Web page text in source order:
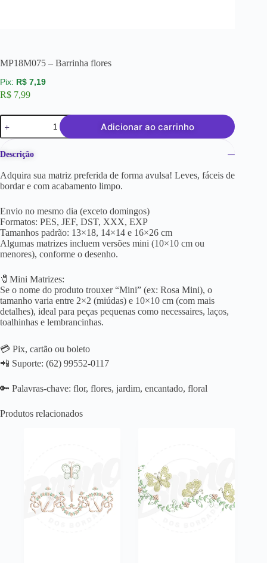
MP18M075 – Barrinha flores
R$ 7,19
R$ 7,99
Adicionar ao carrinho
Descrição
Adquira sua matriz preferida de forma avulsa! Leves, fáceis de
bordar e com acabamento limpo.
Envio no mesmo dia (exceto domingos)
Formatos: PES, JEF, DST, XXX, EXP
Tamanhos padrão: 13×18, 14×14 e 16×26 cm
Algumas matrizes incluem versões mini (10×10 cm ou
menores), conforme o desenho.
🧷Mini Matrizes:
Se o nome do produto trouxer “Mini” (ex: Rosa Mini), o
tamanho varia entre 2×2 (miúdas) e 10×10 cm (com mais
detalhes), ideal para peças pequenas como necessaires, laços,
toalhinhas e lembrancinhas.
💳 Pix, cartão ou boleto
📲 Suporte: (62) 99552-0117
🔑 Palavras-chave: flor, flores, jardim, encantado, floral
Produtos relacionados